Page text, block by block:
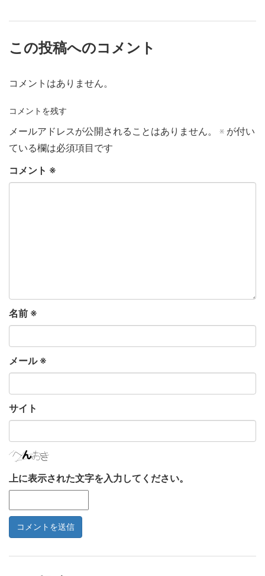
この投稿へのコメント
コメントはありません。
コメントを残す
メールアドレスが公開されることはありません。 ※ が付い
ている欄は必須項目です
コメント ※
名前 ※
メール ※
サイト
上に表示された文字を入力してください。